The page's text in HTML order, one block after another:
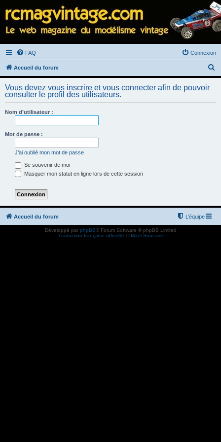
FAQ Connexion
Accueil du forum
e
h
Vous devez vous inscrire et vous connecter afin de pouvoir
consulter le profil des utilisateurs.
Nom d’utilisateur :
Mot de passe :
J’ai oublié mon mot de passe
Se souvenir de moi
Masquer mon statut en ligne lors de cette session
Accueil du forum L’équipe
Développé par phpBB® Forum Software © phpBB Limited
Traduction française officielle © Maël Soucaze